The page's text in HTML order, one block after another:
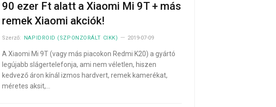
90 ezer Ft alatt a Xiaomi Mi 9T + más
remek Xiaomi akciók!
Szerző: NAPIDROID (SZPONZORÁLT CIKK) 2019-07-09
A Xiaomi Mi 9T (vagy más piacokon Redmi K20) a gyártó
legújabb slágertelefonja, ami nem véletlen, hiszen
kedvező áron kínál izmos hardvert, remek kamerékat,
méretes aksit,…